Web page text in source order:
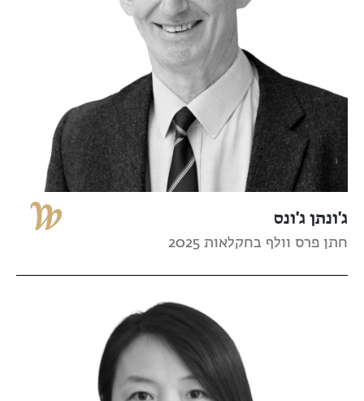
ג'ונתן ג'ונס
חתן פרס וולף בחקלאות 2025